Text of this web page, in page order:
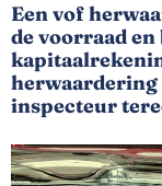
Een vof
de voorraad
herwaardering
inspecteur